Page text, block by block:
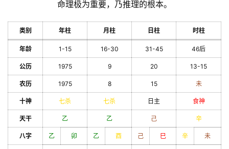
命理极为重要，乃推理的根本。
类别 年柱 月柱 日柱 时柱
年龄 1-15 16-30 31-45 46后
公历 1975 9 20 13-15
农历 1975 8 15 未
十神 七杀 七杀 日主 食神
天干 乙 乙 己 辛
八字 乙 卯 乙 酉 己 巳 辛 未